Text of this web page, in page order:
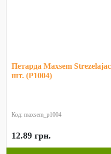
Петарда Maxsem
шт. (P1004)
Код: maxsem_p1004
12.89 грн.